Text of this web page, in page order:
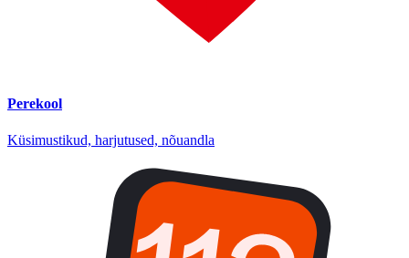
Perekool
Küsimustikud, harjutused, nõuandla